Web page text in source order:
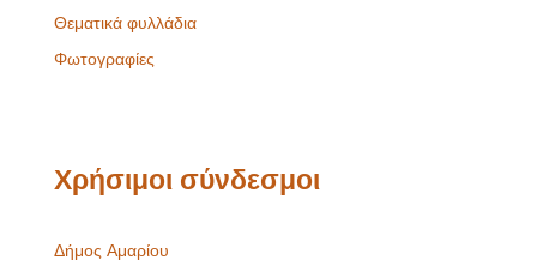
Θεματικά φυλλάδια
Φωτογραφίες
Χρήσιμοι σύνδεσμοι
Δήμος Αμαρίου